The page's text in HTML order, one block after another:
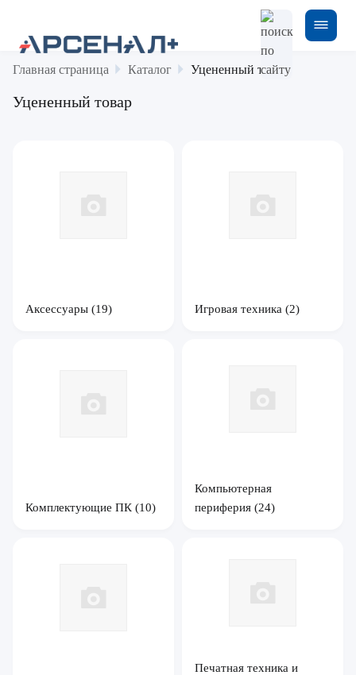
Главная страница Каталог Уцененный товар
Уцененный товар
Аксессуары (19) Игровая техника (2)
Комплектующие ПК (10)
Компьютерная
периферия (24)
Печатная техника и